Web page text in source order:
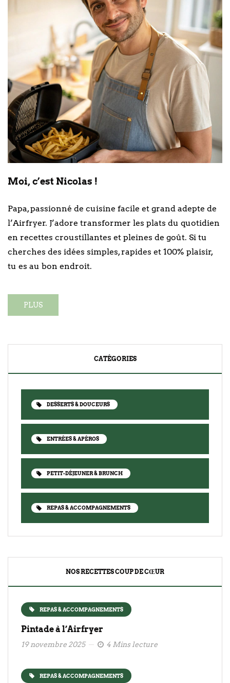
Moi, c’est Nicolas !
Papa, passionné de cuisine facile et grand adepte de
l’Airfryer. J’adore transformer les plats du quotidien
en recettes croustillantes et pleines de goût. Si tu
cherches des idées simples, rapides et 100% plaisir,
tu es au bon endroit.
PLUS
CATÉGORIES
DESSERTS & DOUCEURS
ENTRÉES & APÉROS
PETIT-DÉJEUNER & BRUNCH
REPAS & ACCOMPAGNEMENTS
NOS RECETTES COUP DE CŒUR
REPAS & ACCOMPAGNEMENTS
Pintade à l’Airfryer
19 novembre 2025 4 Mins lecture
REPAS & ACCOMPAGNEMENTS